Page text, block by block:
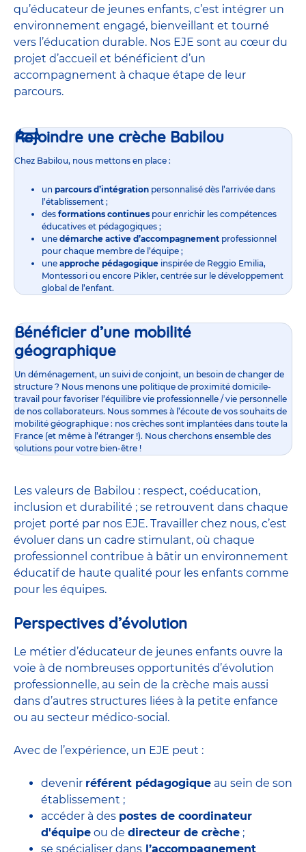
qu’éducateur de jeunes enfants, c’est intégrer un
environnement engagé, bienveillant et tourné
vers l’éducation durable. Nos EJE sont au cœur du
projet d’accueil et bénéficient d’un
accompagnement à chaque étape de leur
parcours.
Rejoindre une crèche Babilou
Chez Babilou, nous mettons en place :
un parcours d’intégration personnalisé dès l’arrivée dans
l’établissement ;
des formations continues pour enrichir les compétences
éducatives et pédagogiques ;
une démarche active d’accompagnement professionnel
pour chaque membre de l’équipe ;
une approche pédagogique inspirée de Reggio Emilia,
Montessori ou encore Pikler, centrée sur le développement
global de l’enfant.
Bénéficier d’une mobilité
géographique
Un déménagement, un suivi de conjoint, un besoin de changer de
structure ? Nous menons une politique de proximité domicile-
travail pour favoriser l’équilibre vie professionnelle / vie personnelle
de nos collaborateurs. Nous sommes à l’écoute de vos souhaits de
mobilité géographique : nos crèches sont implantées dans toute la
France (et même à l’étranger !). Nous cherchons ensemble des
solutions pour votre bien-être !
Les valeurs de Babilou : respect, coéducation,
inclusion et durabilité ; se retrouvent dans chaque
projet porté par nos EJE. Travailler chez nous, c’est
évoluer dans un cadre stimulant, où chaque
professionnel contribue à bâtir un environnement
éducatif de haute qualité pour les enfants comme
pour les équipes.
Perspectives d’évolution
Le métier d’éducateur de jeunes enfants ouvre la
voie à de nombreuses opportunités d’évolution
professionnelle, au sein de la crèche mais aussi
dans d’autres structures liées à la petite enfance
ou au secteur médico-social.
Avec de l’expérience, un EJE peut :
devenir référent pédagogique au sein de son
établissement ;
accéder à des postes de coordinateur
d'équipe ou de directeur de crèche ;
se spécialiser dans l’accompagnement